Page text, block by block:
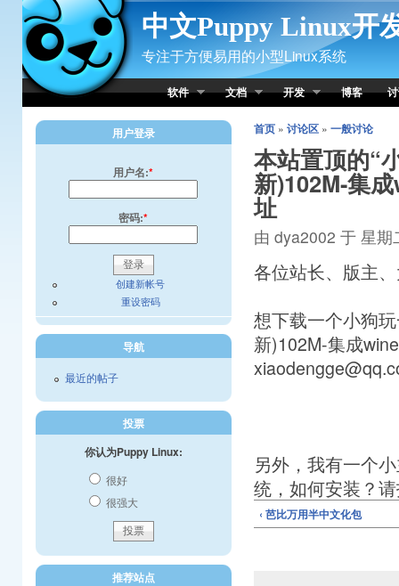
Skip to Content
中文Puppy Linux开
专注于方便易用的小型Linux系统
软件 文档 开发 博客
首页» 讨论区» 一般讨论
本站置顶的“
新)102M-集
址
由 dya2002 于 星
各位站长、版主
想下载一个小狗
新)102M-集成
另外，我有一个
统，如何安装？
‹ 芭比万用半中文化包
用户登录
用户名:*
密码:*
创建新帐号
重设密码
导航
最近的帖子
投票
你认为Puppy Linux:
很好
很强大
推荐站点